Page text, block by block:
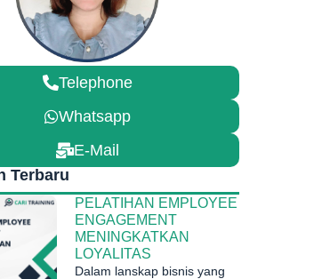
Telephone
Whatsapp
E-Mail
Terbaru
PELATIHAN EMPLOYEE
ENGAGEMENT
MENINGKATKAN
LOYALITAS
Dalam lanskap bisnis yang